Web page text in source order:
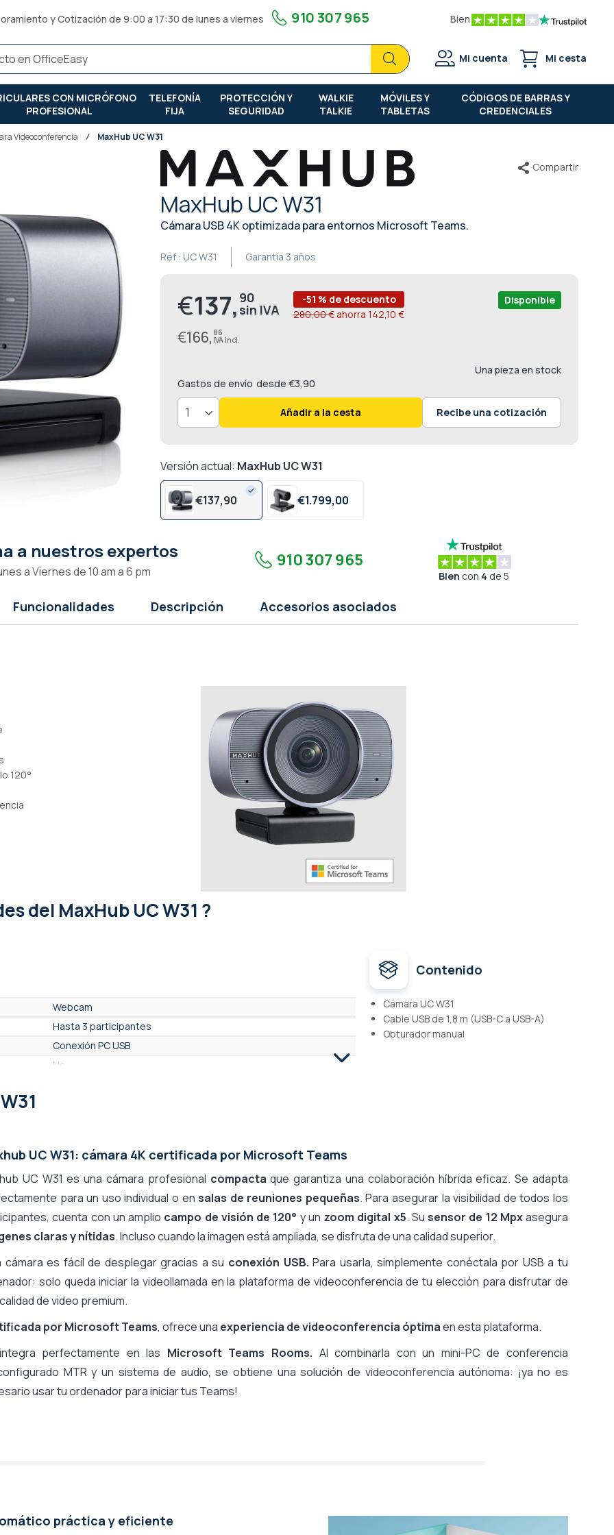
y Cotización de 9:00 a 17:30 de lunes a viernes 910 307 965 Bien
BuscarBuscar
Mi cuenta Mi cesta
CON MICRÓFONO
PROFESIONAL
TELEFONÍA
FIJA
PROTECCIÓN Y
SEGURIDAD
WALKIE
TALKIE
MÓVILES Y
TABLETAS
CÓDIGOS DE BARRAS Y
CREDENCIALES
Videoconferencia MaxHub UC W31
MaxHub UC W31
Cámara USB 4K optimizada para entornos Microsoft Teams.
Garantía 3 años
Ref : UC W31
Compartir
Precio
especial
€137, 90
€166, 86
-51 % de descuento
280,00 € ahorra 142,10 €
Una pieza en stock
Disponible
Gastos de envío desde €3,90
Añadir a la cesta Recibe una cotización
Versión actual: MaxHub UC W31
€137,90 €1.799,00
a nuestros expertos
a Viernes de 10 am a 6 pm
910 307 965
Bien con 4 de 5
Funcionalidades Descripción Accesorios asociados
120°
del MaxHub UC W31 ?
Webcam
Hasta 3 participantes
Conexión PC USB
No
2 micrófonos
No
UHD 4K 2160p - 8 Mpx
12,0 Mpx
Entre 8 y 13 Mpx
120°
100° a 150°
Sí - ePTZ (digital)
Sin zoom óptico
x5
Sí, automático. (AutoFraming)
No
Certificado para Microsoft Teams (MS)
Contenido
Cámara UC W31
Cable USB de 1,8 m (USB-C a USB-A)
Obturador manual
UC W31: cámara 4K certificada por Microsoft Teams
UC W31 es una cámara profesional compactaque garantiza una colaboración híbrida eficaz. Se adapta
para un uso individual o ensalas de reuniones pequeñas. Para asegurar la visibilidad de todos los
cuenta con un amplio campo de visión de 120° y un zoom digital x5. Su sensor de 12 Mpxasegura
claras y nítidas. Incluso cuando la imagen está ampliada, se disfruta de una calidad superior.
cámara es fácil de desplegar gracias a su conexión USB. Para usarla, simplemente conéctala por USB a tu
solo queda iniciar la videollamada en la plataforma de videoconferencia de tu elección para disfrutar de
de video premium.
por Microsoft Teams, ofrece una experiencia de videoconferencia óptimaen esta plataforma.
perfectamente en las Microsoft Teams Rooms. Al combinarla con un mini-PC de conferencia
MTR y un sistema de audio, se obtiene una solución de videoconferencia autónoma: ¡ya no es
usar tu ordenador para iniciar tus Teams!
práctica y eficiente